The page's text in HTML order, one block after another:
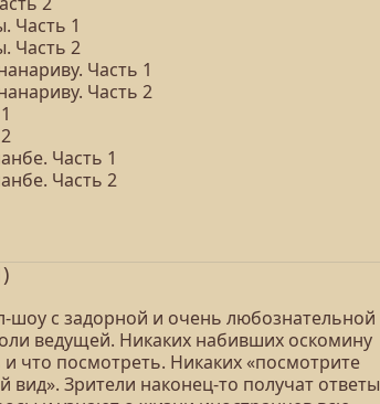
Часть 1
Часть 2
Часть 1
Часть 2
Часть 1
Часть 2
шоу с задорной и очень любознательной
ведущей. Никаких набивших оскомину
и что посмотреть. Никаких «посмотрите
вид». Зрители наконец-то получат ответы